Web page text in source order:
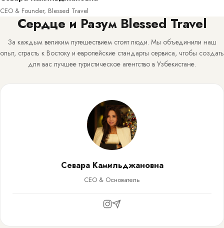
CEO & Founder, Blessed Travel
Сердце и Разум Blessed Travel
За каждым великим путешествием стоят люди. Мы объединили наш
опыт, страсть к Востоку и европейские стандарты сервиса, чтобы создать
для вас лучшее туристическое агентство в Узбекистане.
Севара Камильджановна
CEO & Основатель